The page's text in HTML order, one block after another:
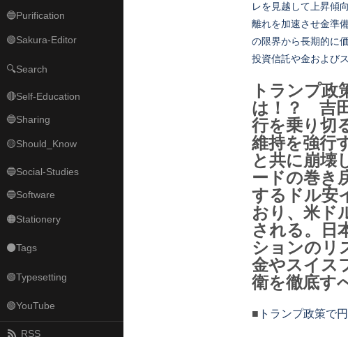
🔵Purification
🟢Sakura-Editor
🔍Search
🔴Self-Education
🔵Sharing
🟡Should_Know
🔵Social-Studies
🔵Software
🟠Stationery
⚫Tags
🟢Typesetting
🟢YouTube
RSS
レを見越して上昇傾
離れを加速させ金準
の限界から長期的に
投資信託や金および
トランプ
は！？ 吉
行を乗り切
維持を強行
と共に崩壊
ードの巻き
するドル安
おり、米ド
される。日
ションのリ
金やスイス
衛を徹底す
■ トランプ政策で